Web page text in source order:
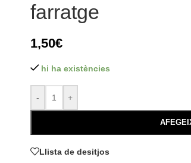
farratge
1,50€
hi ha existències
- +
Llista de desitjos